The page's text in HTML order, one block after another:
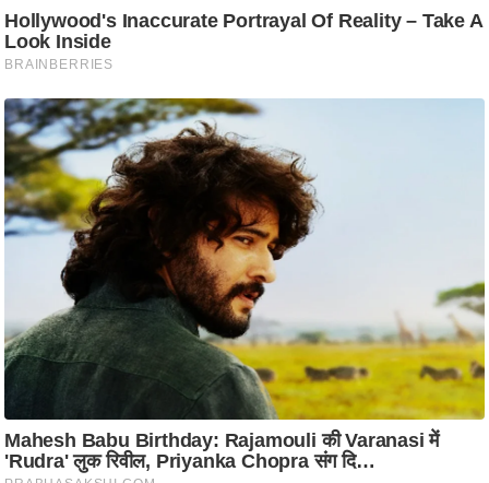
वि
श्ले
ण
स
म
सा
म
मा
तृ
भू
स्तं
भ